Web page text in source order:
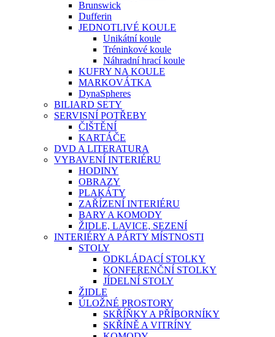
Brunswick
Dufferin
JEDNOTLIVÉ KOULE
Unikátní koule
Tréninkové koule
Náhradní hrací koule
KUFRY NA KOULE
MARKOVÁTKA
DynaSpheres
BILIARD SETY
SERVISNÍ POTŘEBY
ČIŠTĚNÍ
KARTÁČE
DVD A LITERATURA
VYBAVENÍ INTERIÉRU
HODINY
OBRAZY
PLAKÁTY
ZAŘÍZENÍ INTERIÉRU
BARY A KOMODY
ŽIDLE, LAVICE, SEZENÍ
INTERIÉRY A PÁRTY MÍSTNOSTI
STOLY
ODKLÁDACÍ STOLKY
KONFERENČNÍ STOLKY
JÍDELNÍ STOLY
ŽIDLE
ÚLOŽNÉ PROSTORY
SKŘÍŇKY A PŘÍBORNÍKY
SKŘÍNĚ A VITRÍNY